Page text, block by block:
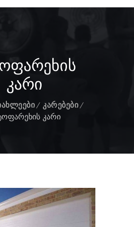
ᲙᲐᲠᲘ
კარებები
კარი